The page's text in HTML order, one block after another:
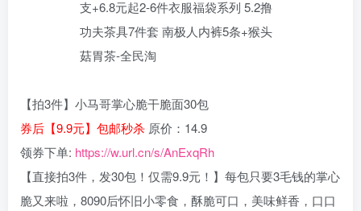
【拍3件】小马哥掌心脆干脆面30包
券后【9.9元】包邮秒杀 原价：14.9
领券下单: https://w.url.cn/s/AnExqRh
【直接拍3件，发30包！仅需9.9元！】每包只要3毛钱的掌心
脆又来啦，8090后怀旧小零食，酥脆可口，美味鲜香，口口